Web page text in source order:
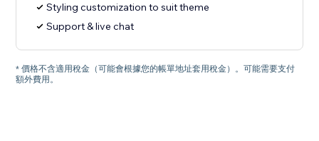
Styling customization to suit theme
Support & live chat
* 價格不含適用稅金（可能會根據您的帳單地址套用稅金）。可能需要支付
額外費用。